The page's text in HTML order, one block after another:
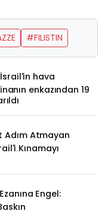
#FILISTIN
hava
enkazından 19
Adım Atmayan
Kınamayı
Engel: